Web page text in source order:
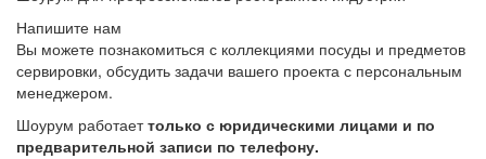
Напишите нам
Вы можете познакомиться с коллекциями посуды и предметов
сервировки, обсудить задачи вашего проекта с персональным
менеджером.
Шоурум работаеттолько с юридическими лицами и по
предварительной записи по телефону.